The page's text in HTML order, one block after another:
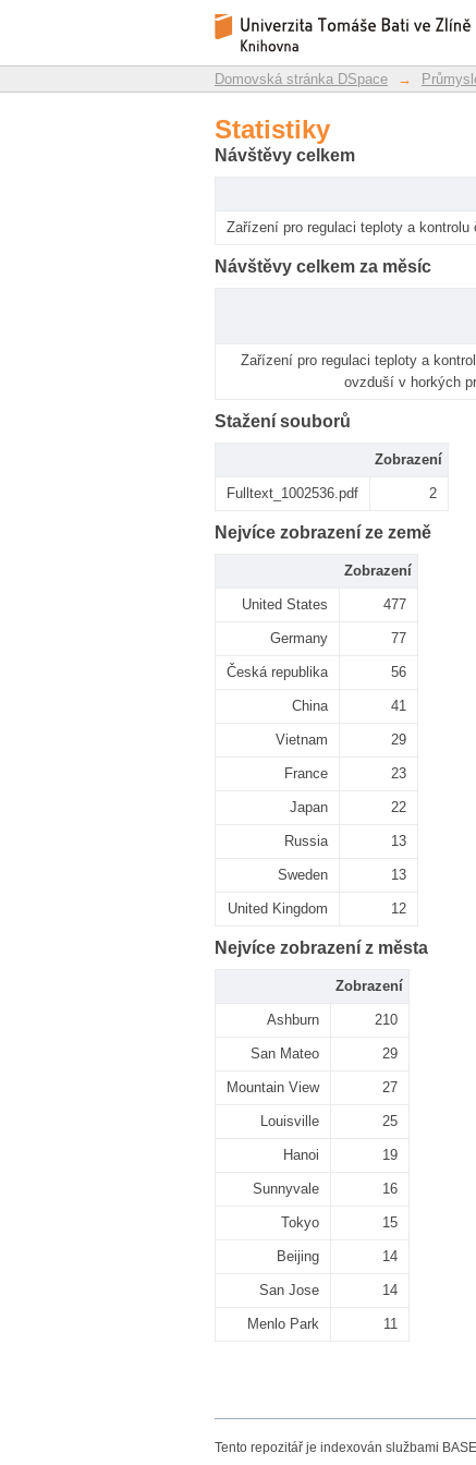
Statistiky
Repozitář DSpace/Manakin
Domovská stránka DSpace →
Statistiky
Návštěvy celkem
Zařízení pro regulaci teploty a
Návštěvy celkem za měsíc
Zařízení pro regulaci teploty a
ovzduší v horkých
Stažení souborů
Zobrazení
Fulltext_1002536.pdf 2
Nejvíce zobrazení ze země
Zobrazení
United States 477
Germany 77
Česká republika 56
China 41
Vietnam 29
France 23
Japan 22
Russia 13
Sweden 13
United Kingdom 12
Nejvíce zobrazení z města
Zobrazení
Ashburn 210
San Mateo 29
Mountain View 27
Louisville 25
Hanoi 19
Sunnyvale 16
Tokyo 15
Beijing 14
San Jose 14
Menlo Park 11
Tento repozitář je indexován službami